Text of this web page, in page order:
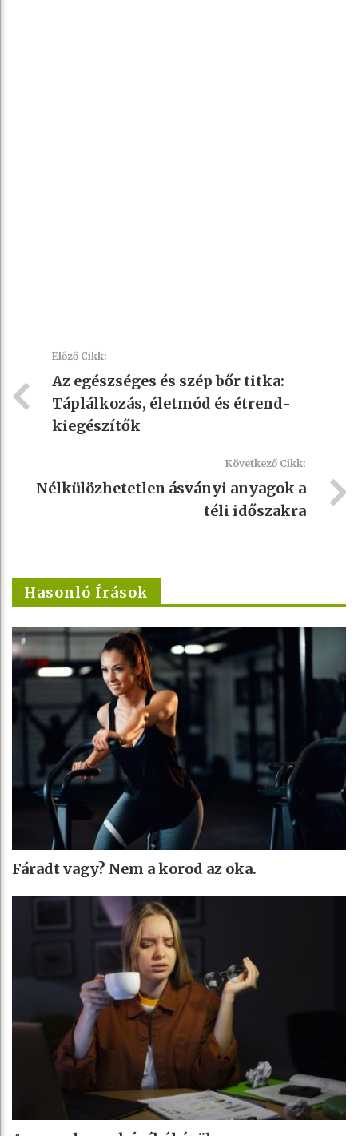
Előző Cikk:
Az egészséges és szép bőr titka:
Táplálkozás, életmód és étrend-
kiegészítők
Következő Cikk:
Nélkülözhetetlen ásványi anyagok a
téli időszakra
Hasonló Írások
Fáradt vagy? Nem a korod az oka.